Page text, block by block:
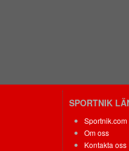
SPORTNIK
Sportnik.com
Om oss
Kontakta oss